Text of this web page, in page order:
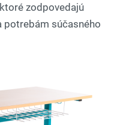
zodpovedajú
potrebám súčasného